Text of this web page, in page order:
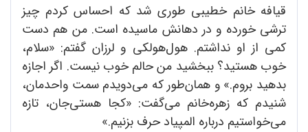
قیافه خانم خطیبی طوری شد که احساس کردم چیز
ترشی خورده و در دهانش ماسیده است. من هم دست
کمی از او نداشتم. هول‌هولکی و لرزان گفتم: «سلام،
خوب هستید؟ ببخشید من حالم خوب نیست. اگر اجازه
بدهید بروم.» و همان‌طور که می‌دویدم سمت واحدمان،
شنیدم که زهره‌خانم می‌گفت: «کجا هستی‌جان، تازه
می‌خواستیم درباره المپیاد حرف بزنیم.»